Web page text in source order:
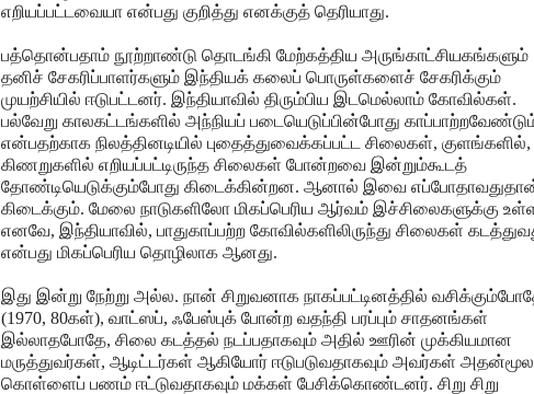
எறியப்பட்டவையா என்பது குறித்து எனக்குத் தெரியாது.
பத்தொன்பதாம் நூற்றாண்டு தொடங்கி மேற்கத்திய அருங்காட்சியகங்களும்
தனிச் சேகரிப்பாளர்களும் இந்தியக் கலைப் பொருள்களைச் சேகரிக்கும்
முயற்சியில் ஈடுபட்டனர். இந்தியாவில் திரும்பிய இடமெல்லாம் கோவில்கள்.
பல்வேறு காலகட்டங்களில் அந்நியப் படையெடுப்பின்போது
என்பதற்காக நிலத்தினடியில் புதைத்துவைக்கப்பட்ட சிலைகள், குளங்களில்,
கிணறுகளில் எறியப்பட்டிருந்த சிலைகள் போன்றவை இன்றும்கூடத்
தோண்டியெடுக்கும்போது கிடைக்கின்றன. ஆனால் இவை
கிடைக்கும். மேலை நாடுகளிலோ மிகப்பெரிய ஆர்வம் இச்சிலைகளுக்கு
எனவே, இந்தியாவில், பாதுகாப்பற்ற கோவில்களிலிருந்து சிலைகள்
என்பது மிகப்பெரிய தொழிலாக ஆனது.
இது இன்று நேற்று அல்ல. நான் சிறுவனாக நாகப்பட்டினத்தில்
(1970, 80கள்), வாட்ஸப், ஃபேஸ்புக் போன்ற வதந்தி பரப்பும் சாதனங்கள்
இல்லாதபோதே, சிலை கடத்தல் நடப்பதாகவும் அதில் ஊரின் முக்கியமான
மருத்துவர்கள், ஆடிட்டர்கள் ஆகியோர் ஈடுபடுவதாகவும் அவர்கள்
கொள்ளைப் பணம் ஈட்டுவதாகவும் மக்கள் பேசிக்கொண்டனர். சிறு சிறு